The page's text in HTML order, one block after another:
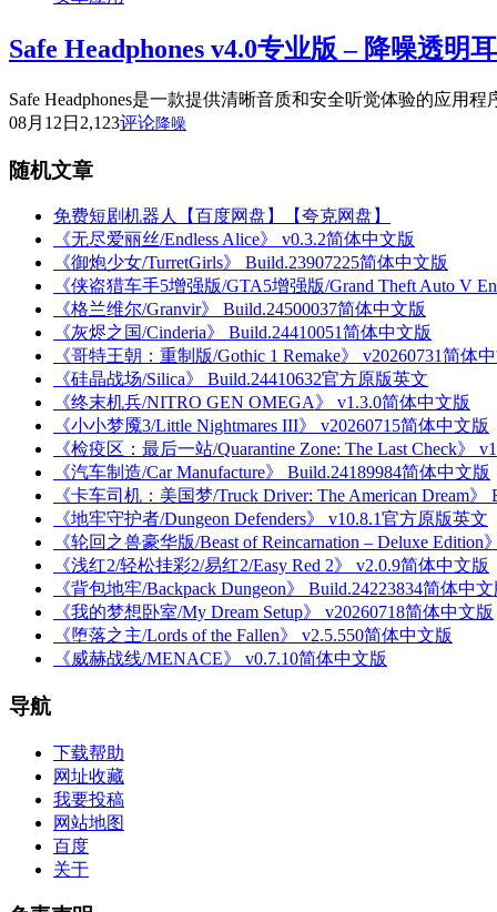
Safe Headphones v4.0专业版 – 降噪透明
Safe Headphones是一款提供清晰音质和安全听觉体验的应用
08月12日 2,123评论降噪
随机文章
免费短剧机器人【百度网盘】【夸克网盘】
《无尽爱丽丝/Endless Alice》 v0.3.2简体中文版
《御炮少女/TurretGirls》 Build.23907225简体中文版
《侠盗猎车手5增强版/GTA5增强版/Grand Theft Auto V
《格兰维尔/Granvir》 Build.24500037简体中文版
《灰烬之国/Cinderia》 Build.24410051简体中文版
《哥特王朝：重制版/Gothic 1 Remake》 v20260731简体
《硅晶战场/Silica》 Build.24410632官方原版英文
《终末机兵/NITRO GEN OMEGA》 v1.3.0简体中文版
《小小梦魇3/Little Nightmares III》 v20260715简体中文版
《检疫区：最后一站/Quarantine Zone: The Last Check》
《汽车制造/Car Manufacture》 Build.24189984简体中文版
《卡车司机：美国梦/Truck Driver: The American Dream
《地牢守护者/Dungeon Defenders》 v10.8.1官方原版英文
《轮回之兽豪华版/Beast of Reincarnation – Deluxe Edition
《浅红2/轻松挂彩2/易红2/Easy Red 2》 v2.0.9简体中文版
《背包地牢/Backpack Dungeon》 Build.24223834简体中
《我的梦想卧室/My Dream Setup》 v20260718简体中文版
《堕落之主/Lords of the Fallen》 v2.5.550简体中文版
《威赫战线/MENACE》 v0.7.10简体中文版
导航
下载帮助
网址收藏
我要投稿
网站地图
百度
关于